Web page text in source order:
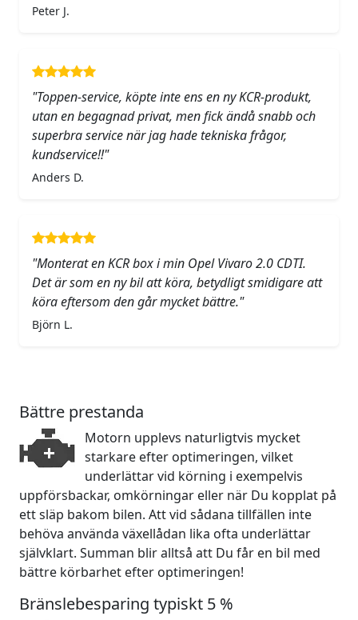
Peter J.
"Toppen-service, köpte inte ens en ny KCR-produkt,
utan en begagnad privat, men fick ändå snabb och
superbra service när jag hade tekniska frågor,
kundservice!!"
Anders D.
"Monterat en KCR box i min Opel Vivaro 2.0 CDTI.
Det är som en ny bil att köra, betydligt smidigare att
köra eftersom den går mycket bättre."
Björn L.
Bättre prestanda
Motorn upplevs naturligtvis mycket
starkare efter optimeringen, vilket
underlättar vid körning i exempelvis
uppförsbackar, omkörningar eller när Du kopplat på
ett släp bakom bilen. Att vid sådana tillfällen inte
behöva använda växellådan lika ofta underlättar
självklart. Summan blir alltså att Du får en bil med
bättre körbarhet efter optimeringen!
Bränslebesparing typiskt 5 %